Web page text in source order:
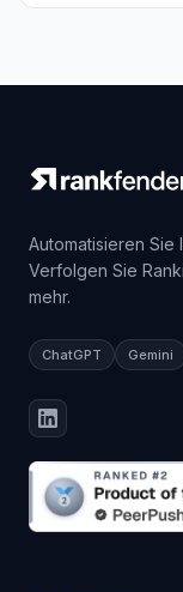
Automatisieren Sie
Verfolgen Sie
mehr.
ChatGPT Gemini